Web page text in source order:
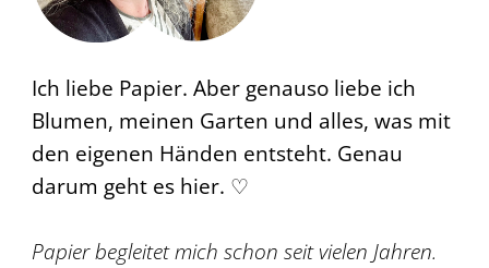
Ich liebe Papier. Aber genauso liebe ich
Blumen, meinen Garten und alles, was mit
den eigenen Händen entsteht. Genau
darum geht es hier. ♡
Papier begleitet mich schon seit vielen Jahren.